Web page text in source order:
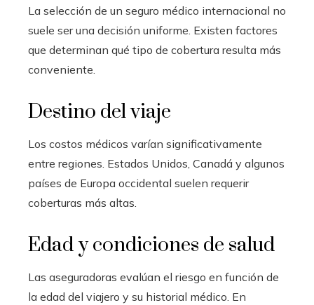
La selección de un seguro médico internacional no
suele ser una decisión uniforme. Existen factores
que determinan qué tipo de cobertura resulta más
conveniente.
Destino del viaje
Los costos médicos varían significativamente
entre regiones. Estados Unidos, Canadá y algunos
países de Europa occidental suelen requerir
coberturas más altas.
Edad y condiciones de salud
Las aseguradoras evalúan el riesgo en función de
la edad del viajero y su historial médico. En